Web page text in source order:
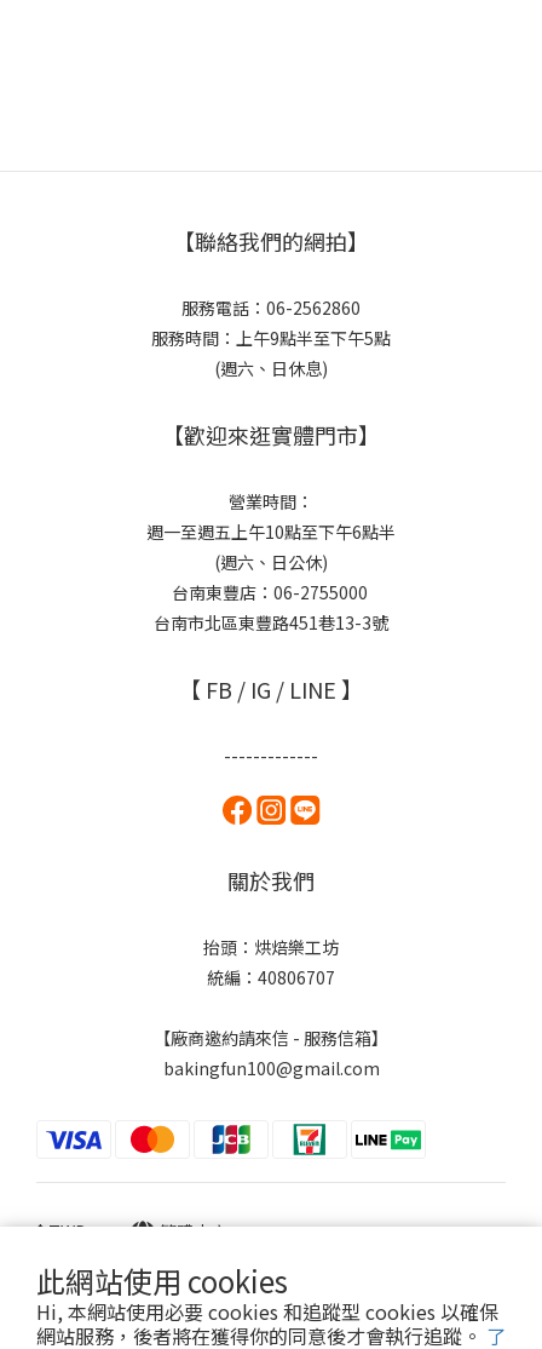
此網站使用 cookies
Hi, 本網站使用必要 cookies 和追蹤型 cookies 以確保
網站服務，後者將在獲得你的同意後才會執行追蹤。 了
【聯絡我們的網拍】
服務電話：06-2562860
服務時間：上午9點半至下午5點
(週六、日休息)
【歡迎來逛實體門市】
營業時間：
週一至週五上午10點至下午6點半
(週六、日公休)
台南東豐店：06-2755000
台南市北區東豐路451巷13-3號
【 FB / IG / LINE 】
-------------
關於我們
抬頭：烘焙樂工坊
統編：40806707
【廠商邀約請來信 - 服務信箱】
bakingfun100@gmail.com
$TWD 繁體中文